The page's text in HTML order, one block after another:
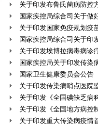
关于印发布鲁氏菌病防控
国家疾控局综合司关于做
关于印发国家免疫规划疫
国家疾控局综合司关于印
关于印发埃博拉病毒病诊
国家疾控局关于印发传染
国家卫生健康委员会公告
关于印发传染病哨点医院
关于印发《全国碘缺乏
关于印发《全国地方病
关于印发重大传染病疫情